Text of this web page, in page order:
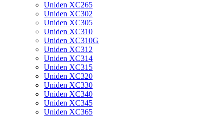
Uniden XC265
Uniden XC302
Uniden XC305
Uniden XC310
Uniden XC310G
Uniden XC312
Uniden XC314
Uniden XC315
Uniden XC320
Uniden XC330
Uniden XC340
Uniden XC345
Uniden XC365